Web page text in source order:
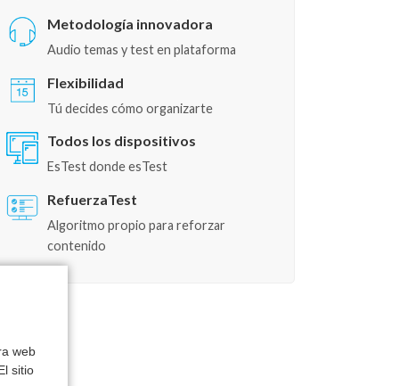
web
sitio
Metodología innovadora
Audio temas y test en plataforma
Flexibilidad
Tú decides cómo organizarte
Todos los dispositivos
EsTest donde esTest
RefuerzaTest
Algoritmo propio para reforzar
contenido